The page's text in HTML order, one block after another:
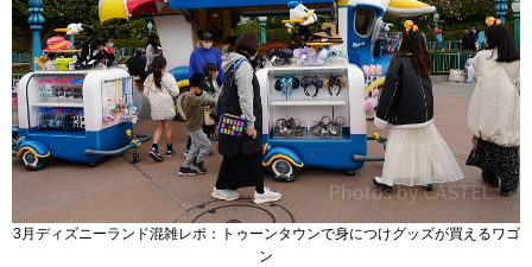
3月ディズニーランド混雑レポ：トゥーンタウンで身につけグッズが買えるワゴ
ン